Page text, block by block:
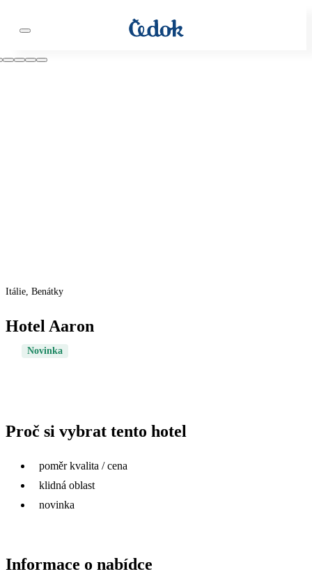
Itálie, Benátky
Hotel Aaron
Novinka
Proč si vybrat tento hotel
poměr kvalita / cena
klidná oblast
novinka
Informace o nabídce